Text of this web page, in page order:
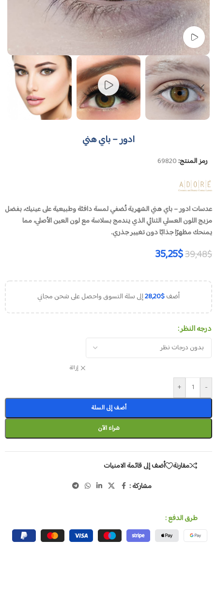
شاهد الفيديو
ادور – باي هني
رمز المنتج:69820
عدسات ادور – باي هني الشهرية تُضفي لمسة دافئة وطبيعية على عينيك، بفضل
مزيج اللون العسلي الثنائي الذي يندمج بسلاسة مع لون العين الأصلي، مما
يمنحك مظهرًا جذابًا دون تغيير جذري.
39,48$
35,25$
أضف 28,20$ إلى سلة التسوق واحصل على شحن مجاني
درجه النظر
إزالة
-
+
أضف إلى السلة
شراء الآن
مقارنة
أضف إلى قائمة الامنيات
مشاركة :
طرق الدفع :